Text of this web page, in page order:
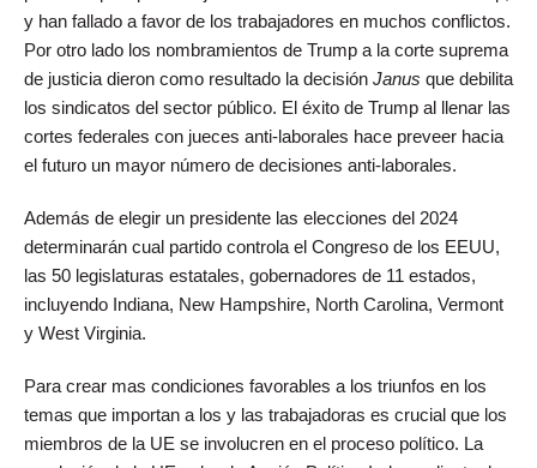
y han fallado a favor de los trabajadores en muchos conflictos.
Por otro lado los nombramientos de Trump a la corte suprema
de justicia dieron como resultado la decisión Janus que debilita
los sindicatos del sector público. El éxito de Trump al llenar las
cortes federales con jueces anti-laborales hace preveer hacia
el futuro un mayor número de decisiones anti-laborales.
Además de elegir un presidente las elecciones del 2024
determinarán cual partido controla el Congreso de los EEUU,
las 50 legislaturas estatales, gobernadores de 11 estados,
incluyendo Indiana, New Hampshire, North Carolina, Vermont
y West Virginia.
Para crear mas condiciones favorables a los triunfos en los
temas que importan a los y las trabajadoras es crucial que los
miembros de la UE se involucren en el proceso político. La